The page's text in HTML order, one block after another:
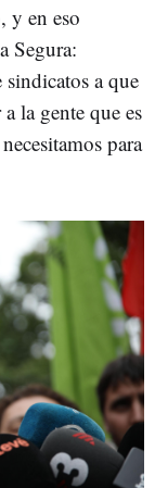
y en eso
Segura:
a que
la gente que es
para